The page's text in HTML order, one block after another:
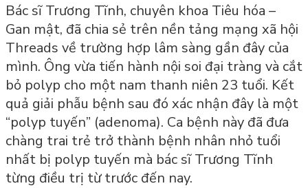
Bác sĩ Trương Tĩnh, chuyên khoa Tiêu hóa –
Gan mật, đã chia sẻ trên nền tảng mạng xã hội
Threads về trường hợp lâm sàng gần đây của
mình. Ông vừa tiến hành nội soi đại tràng và cắt
bỏ polyp cho một nam thanh niên 23 tuổi. Kết
quả giải phẫu bệnh sau đó xác nhận đây là một
“polyp tuyến” (adenoma). Ca bệnh này đã đưa
chàng trai trẻ trở thành bệnh nhân nhỏ tuổi
nhất bị polyp tuyến mà bác sĩ Trương Tĩnh
từng điều trị từ trước đến nay.